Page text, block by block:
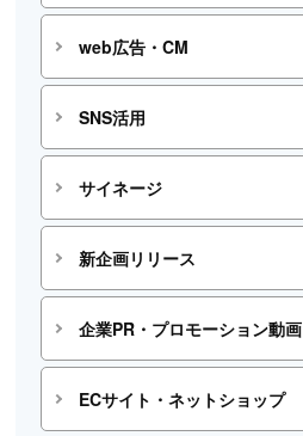
web広告・CM
SNS活用
サイネージ
新企画リリース
企業PR・プロモーション動画
ECサイト・ネットショップ